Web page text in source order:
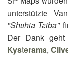
unterstützte
"Shuhia Taiba"
Der Dank geht
Kysterama,